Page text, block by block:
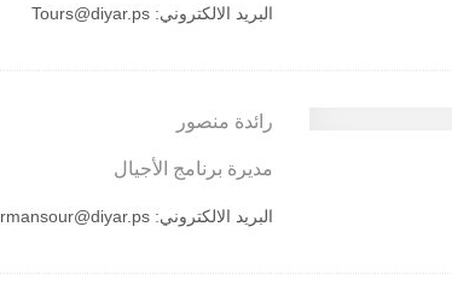
البريد الالكتروني:Tours@diyar.ps
رائدة منصور
مديرة برنامج الأجيال
البريد الالكتروني:rmansour@diyar.ps